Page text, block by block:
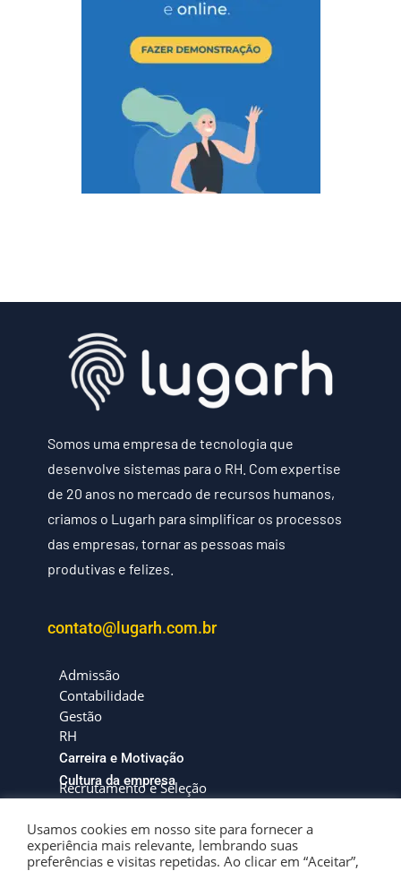
Somos uma empresa de tecnologia que
desenvolve sistemas para o RH. Com expertise
de 20 anos no mercado de recursos humanos,
criamos o Lugarh para simplificar os processos
das empresas, tornar as pessoas mais
produtivas e felizes.
contato@lugarh.com.br
Admissão
Contabilidade
Gestão
RH
Carreira e Motivação
Cultura da empresa
Recrutamento e Seleção
Usamos cookies em nosso site para fornecer a
experiência mais relevante, lembrando suas
preferências e visitas repetidas. Ao clicar em “Aceitar”,